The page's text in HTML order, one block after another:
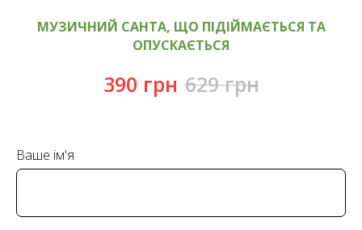
МУЗИЧНИЙ САНТА, ЩО ПІДІЙМАЄТЬСЯ ТА
ОПУСКАЄТЬСЯ
390 грн 629 грн
Ваше ім'я